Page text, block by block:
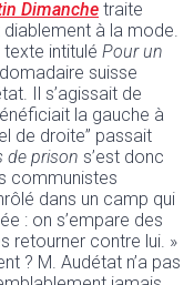
Dimanche traite
à la mode.
texte intitulé Pour un
suisse
Il s’agissait de
la gauche à
de droite” passait
de prison s’est donc
communistes
dans un camp qui
: on s’empare des
retourner contre lui. »
? M. Audétat n’a pas